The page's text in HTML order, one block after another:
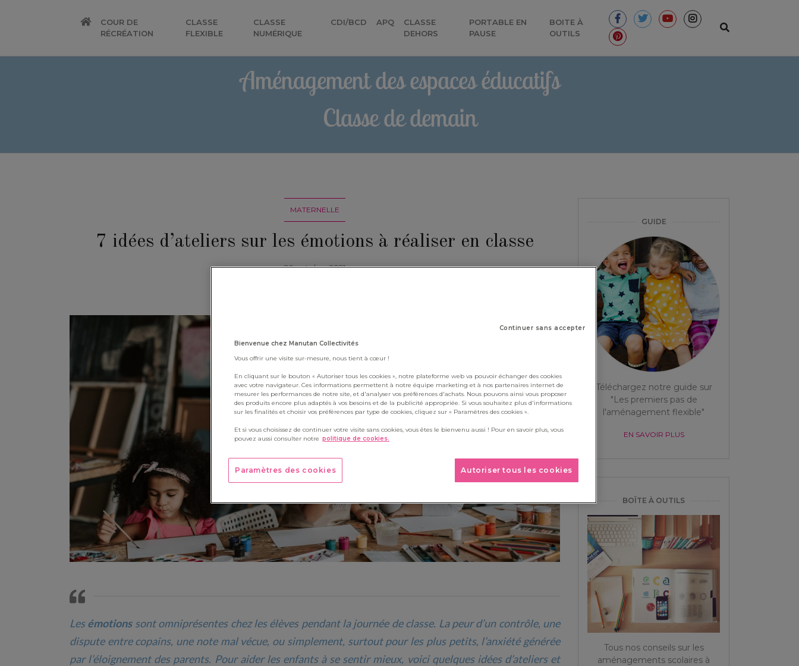
COUR DE
RÉCRÉATION
CLASSE
FLEXIBLE
CLASSE
NUMÉRIQUE
CDI/BCD APQ
CLASSE
DEHORS
PORTABLE EN
PAUSE
BOITE À
OUTILS
Aménagement des espaces éducatifs
Classe de demain
MATERNELLE
7 idées d’ateliers sur les émotions à réaliser en classe
20 octobre 2021
Lesémotions sont omniprésentes chez les élèves pendant la journée de classe. La peur d’un contrôle, une
dispute entre copains, une note mal vécue, ou simplement, surtout pour les plus petits, l’anxiété générée
par l’éloignement des parents. Pour aider les enfants à se sentir mieux, voici quelques idées d’ateliers et
GUIDE
Téléchargez notre guide sur
"Les premiers pas de
l'aménagement flexible"
EN SAVOIR PLUS
BOÎTE À OUTILS
Tous nos conseils sur les
aménagements scolaires à
Continuer sans accepter
Bienvenue chez Manutan Collectivités
Vous offrir une visite sur-mesure, nous tient à cœur !
En cliquant sur le bouton « Autoriser tous les cookies », notre plateforme web va pouvoir échanger des cookies
avec votre navigateur. Ces informations permettent à notre équipe marketing et à nos partenaires internet de
mesurer les performances de notre site, et d'analyser vos préférences d'achats. Nous pouvons ainsi vous proposer
des produits encore plus adaptés à vos besoins et de la publicité appropriée. Si vous souhaitez plus d'informations
sur les finalités et choisir vos préférences par type de cookies, cliquez sur « Paramètres des cookies ».
Et si vous choisissez de continuer votre visite sans cookies, vous êtes le bienvenu aussi ! Pour en savoir plus, vous
pouvez aussi consulter notre politique de cookies.
Autoriser tous les cookies
Paramètres des cookies